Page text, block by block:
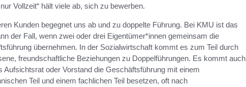
Vollzeit“ hält viele ab, sich zu bewerben.
Kunden begegnet uns ab und zu doppelte Führung. Bei KMU ist das
der Fall, wenn zwei oder drei Eigentümer*innen gemeinsam die
übernehmen. In der Sozialwirtschaft kommt es zum Teil durch
freundschaftliche Beziehungen zu Doppelführungen. Es kommt auch
Aufsichtsrat oder Vorstand die Geschäftsführung mit einem
Teil und einem fachlichen Teil besetzen, oft nach